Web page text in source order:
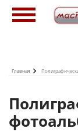
Перейти
Главная